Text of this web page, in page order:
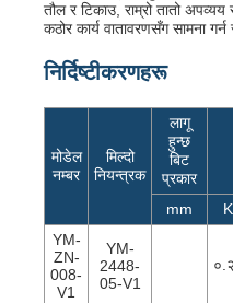
तौल र टिकाउ, राम्रो तातो
कठोर कार्य वातावरणसँग सामना
निर्दिष्टीकरणहरू
मोडेल
नम्बर
मिल्दो
नियन्त्रक
लागू
हुन्छ
बिट
प्रकार
mm
YM-
ZN-
008-
V1
YM-
2448-
05-V1